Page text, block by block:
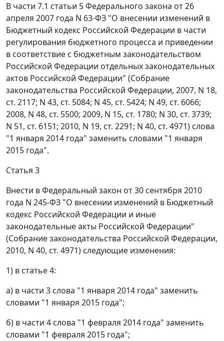
В части 7.1 статьи 5 Федерального закона от 26
апреля 2007 года N 63-ФЗ "О внесении изменений в
Бюджетный кодекс Российской Федерации в части
регулирования бюджетного процесса и приведении
в соответствие с бюджетным законодательством
Российской Федерации отдельных законодательных
актов Российской Федерации" (Собрание
законодательства Российской Федерации, 2007, N 18,
ст. 2117; N 43, ст. 5084; N 45, ст. 5424; N 49, ст. 6066;
2008, N 48, ст. 5500; 2009, N 15, ст. 1780; N 30, ст. 3739;
N 51, ст. 6151; 2010, N 19, ст. 2291; N 40, ст. 4971) слова
"1 января 2014 года" заменить словами "1 января
2015 года".
Статья 3
Внести в Федеральный закон от 30 сентября 2010
года N 245-ФЗ "О внесении изменений в Бюджетный
кодекс Российской Федерации и иные
законодательные акты Российской Федерации"
(Собрание законодательства Российской Федерации,
2010, N 40, ст. 4971) следующие изменения:
1) в статье 4:
а) в части 3 слова "1 января 2014 года" заменить
словами "1 января 2015 года";
б) в части 4 слова "1 февраля 2014 года" заменить
словами "1 февраля 2015 года";